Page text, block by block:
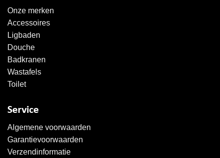
Onze merken
Accessoires
Ligbaden
Douche
Badkranen
Wastafels
Toilet
Service
Algemene voorwaarden
Garantievoorwaarden
Verzendinformatie